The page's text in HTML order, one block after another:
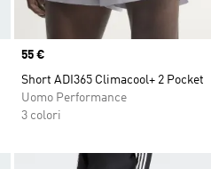
Price
55 €
Short ADI365 Climacool+ 2 Pocket
Uomo Performance
3 colori